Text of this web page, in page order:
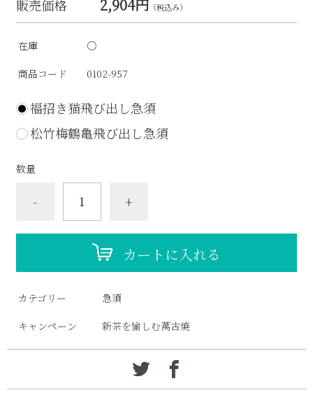
販売価格 2,904円 （税込み）
在庫
○
商品コード
0102-957
福招き猫飛び出し急須
松竹梅鶴亀飛び出し急須
数量
- +
カートに入れる
カテゴリー
急須
キャンペーン
新茶を愉しむ萬古焼